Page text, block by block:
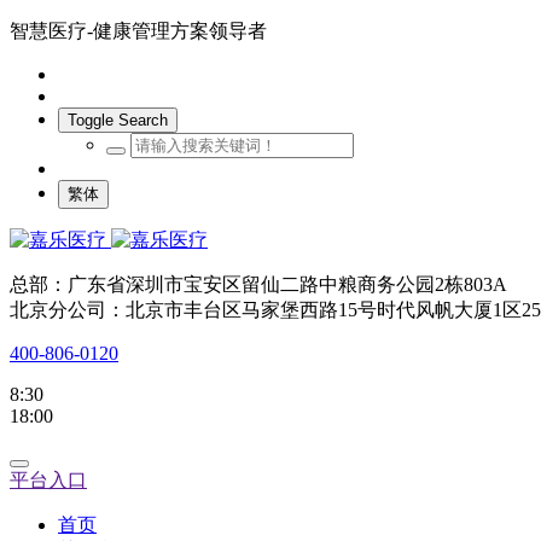
智慧医疗-健康管理方案领导者
Toggle Search
繁体
总部：广东省深圳市宝安区留仙二路中粮商务公园2栋803A
北京分公司：北京市丰台区马家堡西路15号时代风帆大厦1区
400-806-0120
8:30
18:00
平台入口
首页